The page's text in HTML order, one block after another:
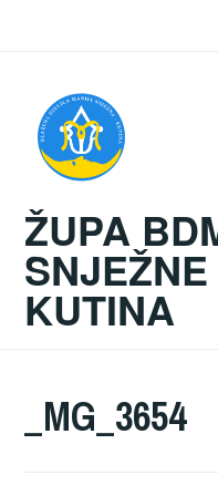
ŽUPA
KUTINA
_MG_3654